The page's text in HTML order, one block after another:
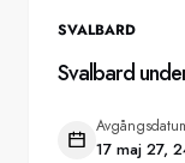
SVALBARD
Svalbard
17 maj 27,